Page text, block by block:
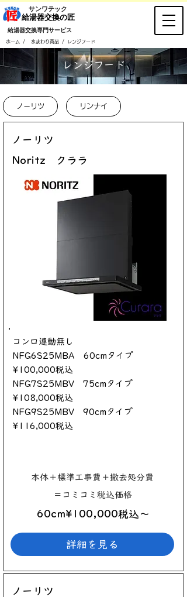
ホーム / 水まわり商品 / レンジフード
​サンワテック
​給湯器交換の匠
​給湯器交換専門サービス
​レンジフード
ノーリツ リンナイ
ノーリツ
Noritz クララ
コンロ連動無し
NFG6S25MBA 60cmタイプ
¥100,000税込
NFG7S25MBV 75cmタイプ
¥108,000税込
NFG9S25MBV 90cmタイプ
¥116,000税込
本体＋標準工事費＋撤去処分費
＝コミコミ税込価格
60cm¥100,000税込～
詳細を見る
ノーリツ